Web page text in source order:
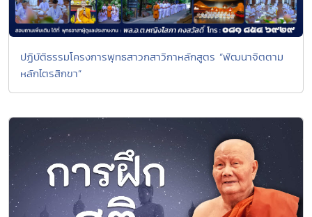
ปฏิบัติธรรมโครงการพุทธสาวกสาวิกาหลักสูตร “พัฒนาจิตตาม
หลักไตรสิกขา”